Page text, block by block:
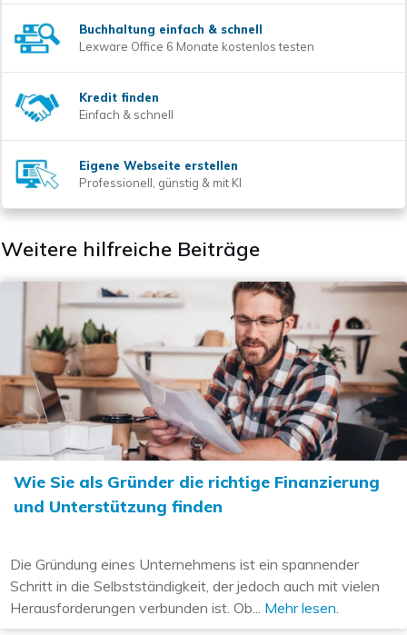
Buchhaltung einfach & schnell
Lexware Office 6 Monate kostenlos testen
Kredit finden
Einfach & schnell
Eigene Webseite erstellen
Professionell, günstig & mit KI
Weitere hilfreiche Beiträge
Wie Sie als Gründer die richtige Finanzierung
und Unterstützung finden
Die Gründung eines Unternehmens ist ein spannender
Schritt in die Selbstständigkeit, der jedoch auch mit vielen
Herausforderungen verbunden ist. Ob... Mehr lesen.